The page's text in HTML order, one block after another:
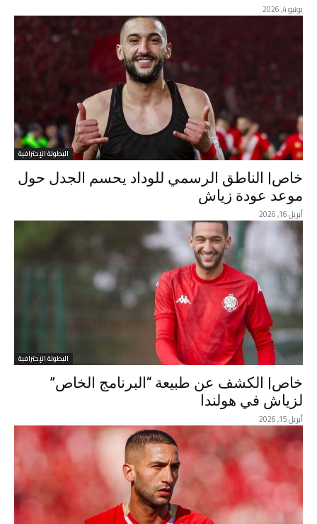
يونيو 4, 2026
البطولة الإحترافية
خاص| الناطق الرسمي للوداد يحسم الجدل حول
موعد عودة زياش
أبريل 16, 2026
البطولة الإحترافية
خاص| الكشف عن طبيعة “البرنامج الخاص”
لزياش في هولندا
أبريل 15, 2026